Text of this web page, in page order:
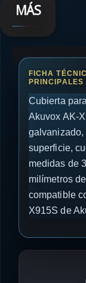
MÁS
Cubierta
Akuvox AK-
galvanizado,
superficie,
medidas de
milímetros
compatible
X915S de